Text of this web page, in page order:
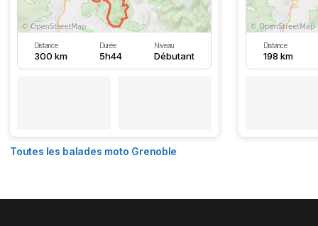
Distance
300 km
Durée
5h44
Niveau
Débutant
Distance
198 km
Toutes les balades moto Grenoble